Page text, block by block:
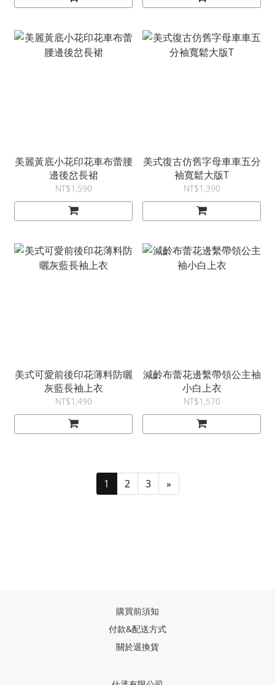
美麗黃底小花印花車布蕾腰
邊後岔長裙
NT$1,590
美式復古仿舊字母車車五分
袖寬鬆大版T
NT$1,390
美式可愛前後印花薄料防曬
灰藍長袖上衣
NT$1,490
減齡布蕾花邊繫帶領公主袖
小白上衣
NT$1,570
1 2 3 »
購買前須知
付款&配送方式
關於退換貨